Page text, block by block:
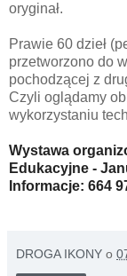
oryginał.
Prawie 60 dzieł
przetworzono do
pochodzącej z
Czyli oglądamy
wykorzystaniu
Wystawa
Edukacyjne -
Informacje: 664
DROGA IKONY o